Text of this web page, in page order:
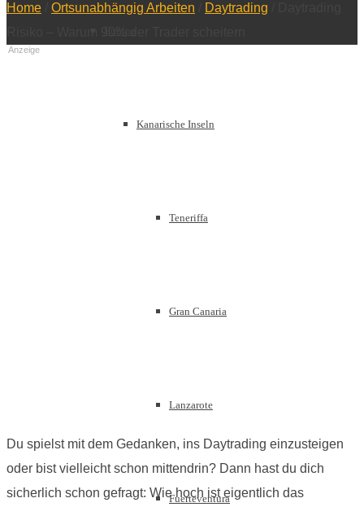
Kanarische Inseln
Teneriffa
Gran Canaria
Lanzarote
Fuerteventura
Home Ortsunabhängig Arbeiten Daytrading
Anzeige
Du spielst mit dem Gedanken, ins Daytrading einzusteigen
oder bist vielleicht schon mittendrin? Dann hast du dich
sicherlich schon gefragt: Wie hoch ist eigentlich das